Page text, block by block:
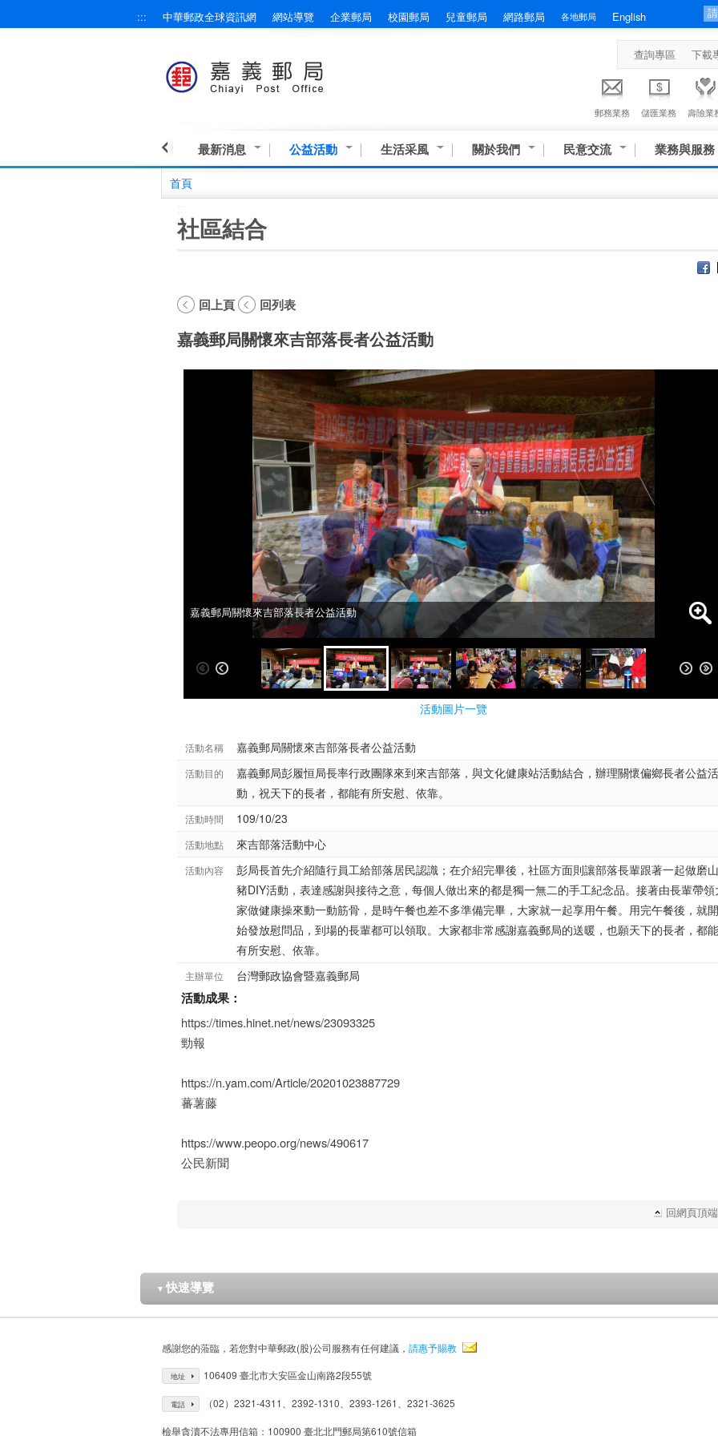
::: 中華郵政全球資訊網 網站導覽 企業郵局 校園郵局 兒童郵局 網路郵局 各地郵局 English
查詢專區 下載
郵務業務 儲匯業務 壽險業
最新消息 公益活動 生活采風 關於我們 民意交流 業務與服務
首頁
社區結合
回上頁 回列表
嘉義郵局關懷來吉部落長者公益活動
嘉義郵局關懷來吉部落長者公益活動
嘉義郵局關懷來吉部落長者公益活動
活動圖片一覽
活動名稱 嘉義郵局關懷來吉部落長者公益活動
活動目的
嘉義郵局彭履恒局長率行政團隊來到來吉部落，與文化健康站活動結合，辦理關懷偏鄉長者公益活
動，祝天下的長者，都能有所安慰、依靠。
活動時間 109/10/23
活動地點 來吉部落活動中心
活動內容
彭局長首先介紹隨行員工給部落居民認識；在介紹完畢後，社區方面則讓部落長輩跟著一起做磨山
豬DIY活動，表達感謝與接待之意，每個人做出來的都是獨一無二的手工紀念品。接著由長輩帶領
家做健康操來動一動筋骨，是時午餐也差不多準備完畢，大家就一起享用午餐。用完午餐後，就開
始發放慰問品，到場的長輩都可以領取。大家都非常感謝嘉義郵局的送暖，也願天下的長者，都能
有所安慰、依靠。
主辦單位 台灣郵政協會暨嘉義郵局
活動成果：
https://times.hinet.net/news/23093325
勁報
https://n.yam.com/Article/20201023887729
蕃薯藤
https://www.peopo.org/news/490617
公民新聞
回網頁頂端
▼ 快速導覽
感謝您的蒞臨，若您對中華郵政(股)公司服務有任何建議， 請惠予賜教
地址 106409 臺北市大安區金山南路2段55號
電話 （02）2321-4311、2392-1310、2393-1261、2321-3625
檢舉貪瀆不法專用信箱：100900 臺北北門郵局第610號信箱